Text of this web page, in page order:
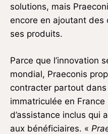
solutions, mais
encore en ajoutant des
ses produits.
Parce que l’innovation
mondial, Praeconis
contracter partout
immatriculée en
d’assistance inclus qui
aux bénéficiaires. «